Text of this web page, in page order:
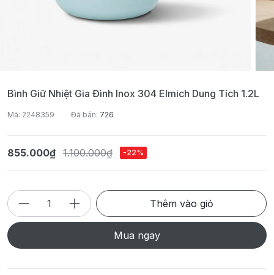
Bình Giữ Nhiệt Gia Đình Inox 304 Elmich Dung Tích 1.2L
Mã: 2248359 Đã bán: 726
855.000₫ 1.100.000₫ -22%
Thêm vào giỏ
Mua ngay